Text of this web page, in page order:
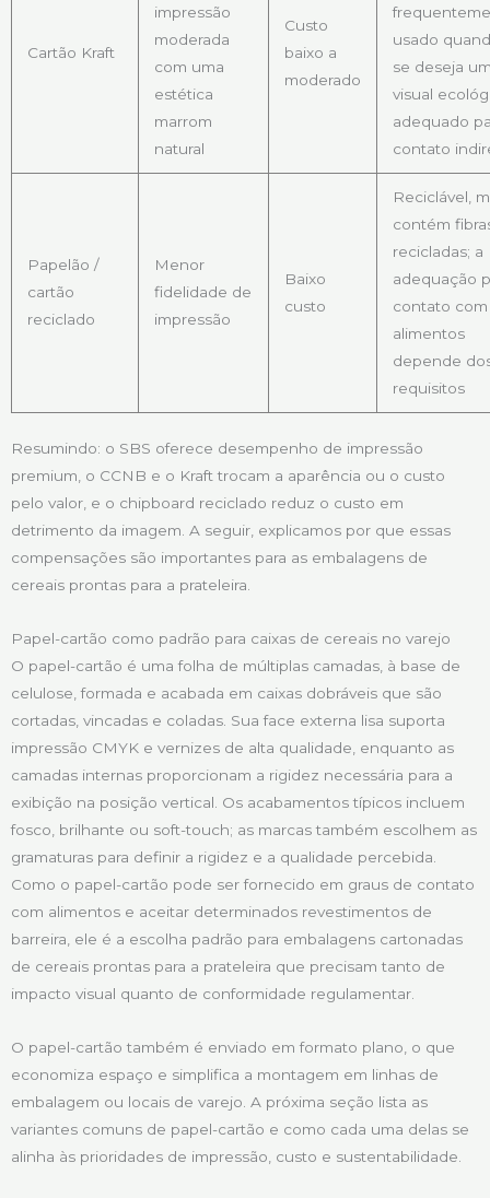
Cartão Kraft
impressão
moderada
com uma
estética
marrom
natural
Custo
baixo a
moderado
usado
se deseja
visual
adequado
contato
Papelão /
cartão
reciclado
Menor
fidelidade de
impressão
Baixo
custo
Reciclável,
contém
recicladas; a
adequação
contato com
alimentos
depende
requisitos
Resumindo: o SBS oferece desempenho de impressão
premium, o CCNB e o Kraft trocam a aparência ou o custo
pelo valor, e o chipboard reciclado reduz o custo em
detrimento da imagem. A seguir, explicamos por que essas
compensações são importantes para as embalagens de
cereais prontas para a prateleira.
Papel-cartão como padrão para caixas de cereais no varejo
O papel-cartão é uma folha de múltiplas camadas, à base de
celulose, formada e acabada em caixas dobráveis que são
cortadas, vincadas e coladas. Sua face externa lisa suporta
impressão CMYK e vernizes de alta qualidade, enquanto as
camadas internas proporcionam a rigidez necessária para a
exibição na posição vertical. Os acabamentos típicos incluem
fosco, brilhante ou soft-touch; as marcas também escolhem as
gramaturas para definir a rigidez e a qualidade percebida.
Como o papel-cartão pode ser fornecido em graus de contato
com alimentos e aceitar determinados revestimentos de
barreira, ele é a escolha padrão para embalagens cartonadas
de cereais prontas para a prateleira que precisam tanto de
impacto visual quanto de conformidade regulamentar.
O papel-cartão também é enviado em formato plano, o que
economiza espaço e simplifica a montagem em linhas de
embalagem ou locais de varejo. A próxima seção lista as
variantes comuns de papel-cartão e como cada uma delas se
alinha às prioridades de impressão, custo e sustentabilidade.